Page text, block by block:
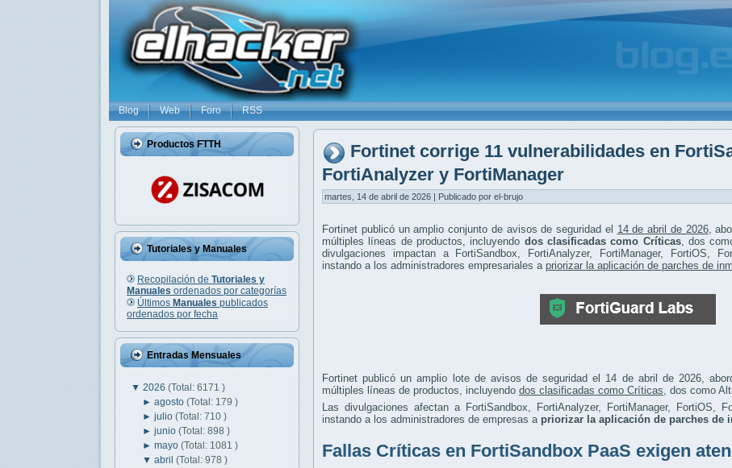
Blog Web Foro RSS
Productos FTTH
Tutoriales y Manuales
Recopilación de Tutoriales y
Manuales ordenados por categorías
Últimos Manuales publicados
ordenados por fecha
Entradas Mensuales
▼ 2026 (Total: 6171 )
►agosto(Total: 179 )
►julio(Total: 710 )
►junio(Total: 898 )
►mayo(Total: 1081 )
▼abril(Total: 978 )
Fortinet corrige 11 vulnerabilidades en
FortiAnalyzer y FortiManager
martes, 14 de abril de 2026 | Publicado por el-brujo
Fortinet publicó un amplio conjunto de avisos de seguridad el 14 de abril de 2026,
múltiples líneas de productos, incluyendo dos clasificadas como Críticas, dos
divulgaciones impactan a FortiSandbox, FortiAnalyzer, FortiManager, FortiOS,
instando a los administradores empresariales a priorizar la aplicación de parches de
Fortinet publicó un amplio lote de avisos de seguridad el 14 de abril de 2026,
múltiples líneas de productos, incluyendo dos clasificadas como Críticas , dos como
Las divulgaciones afectan a FortiSandbox, FortiAnalyzer, FortiManager, FortiOS,
instando a los administradores de empresas a priorizar la aplicación de parches de
Fallas Críticas en FortiSandbox PaaS exigen